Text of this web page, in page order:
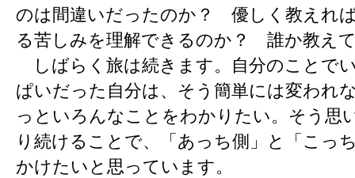
のは間違いだったのか？ 優しく教えれ
る苦しみを理解できるのか？ 誰か教え
しばらく旅は続きます。自分のことで
ぱいだった自分は、そう簡単には変われ
っといろんなことをわかりたい。そう思
り続けることで、「あっち側」と「こっ
かけたいと思っています。